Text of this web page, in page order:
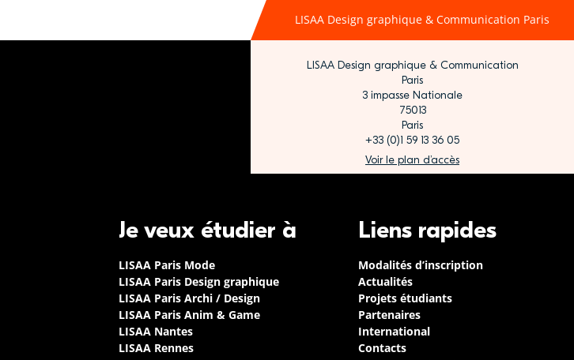
LISAA Design graphique & Communication Paris
LISAA Design graphique & Communication
Paris
3 impasse Nationale
75013
Paris
+33 (0)1 59 13 36 05
Voir le plan d’accès
Je veux étudier à
LISAA Paris Mode
LISAA Paris Design graphique
LISAA Paris Archi / Design
LISAA Paris Anim & Game
LISAA Nantes
LISAA Rennes
Liens rapides
Modalités d’inscription
Actualités
Projets étudiants
Partenaires
International
Contacts